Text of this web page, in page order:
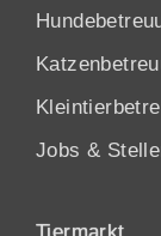
Jobs &